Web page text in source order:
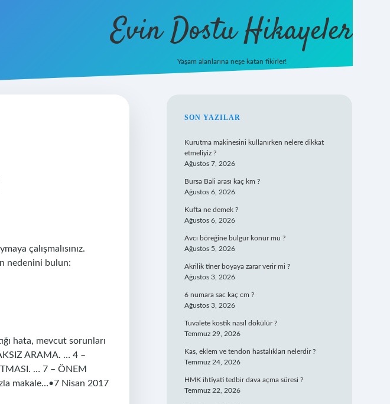
Evin Dostu Hikayeler
Yaşam alanlarına neşe katan fikirler!
çalışmalısınız.
nedenini bulun:
hata, mevcut sorunları
ARAMA. … 4 –
… 7 – ÖNEM
makale…•7 Nisan 2017
SIDEBAR
SON YAZILAR
Kurutma makinesini kullanırken nelere dikkat
etmeliyiz ?
Ağustos 7, 2026
Bursa Bali arası kaç km ?
Ağustos 6, 2026
Kufta ne demek ?
Ağustos 6, 2026
Avcı böreğine bulgur konur mu ?
Ağustos 5, 2026
Akrilik tiner boyaya zarar verir mi ?
Ağustos 3, 2026
6 numara sac kaç cm ?
Ağustos 3, 2026
Tuvalete kostik nasıl dökülür ?
Temmuz 29, 2026
Kas, eklem ve tendon hastalıkları nelerdir ?
Temmuz 24, 2026
HMK ihtiyati tedbir dava açma süresi ?
Temmuz 22, 2026